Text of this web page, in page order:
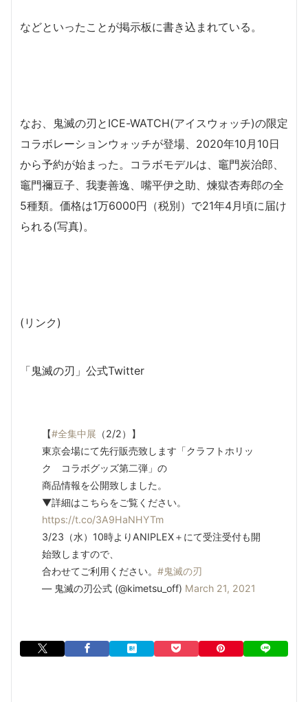
などといったことが掲示板に書き込まれている。
なお、鬼滅の刃とICE-WATCH(アイスウォッチ)の限定
コラボレーションウォッチが登場、2020年10月10日
から予約が始まった。コラボモデルは、竈門炭治郎、
竈門禰豆子、我妻善逸、嘴平伊之助、煉獄杏寿郎の全
5種類。価格は1万6000円（税別）で21年4月頃に届け
られる(写真)。
(リンク)
「鬼滅の刃」公式Twitter
【#全集中展 （2/2）】
東京会場にて先行販売致します「クラフトホリッ
ク コラボグッズ第二弾」の
商品情報を公開致しました。
▼詳細はこちらをご覧ください。
https://t.co/3A9HaNHYTm
3/23（水）10時よりANIPLEX＋にて受注受付も開
始致しますので、
合わせてご利用ください。 #鬼滅の刃
— 鬼滅の刃公式 (@kimetsu_off) March 21, 2021